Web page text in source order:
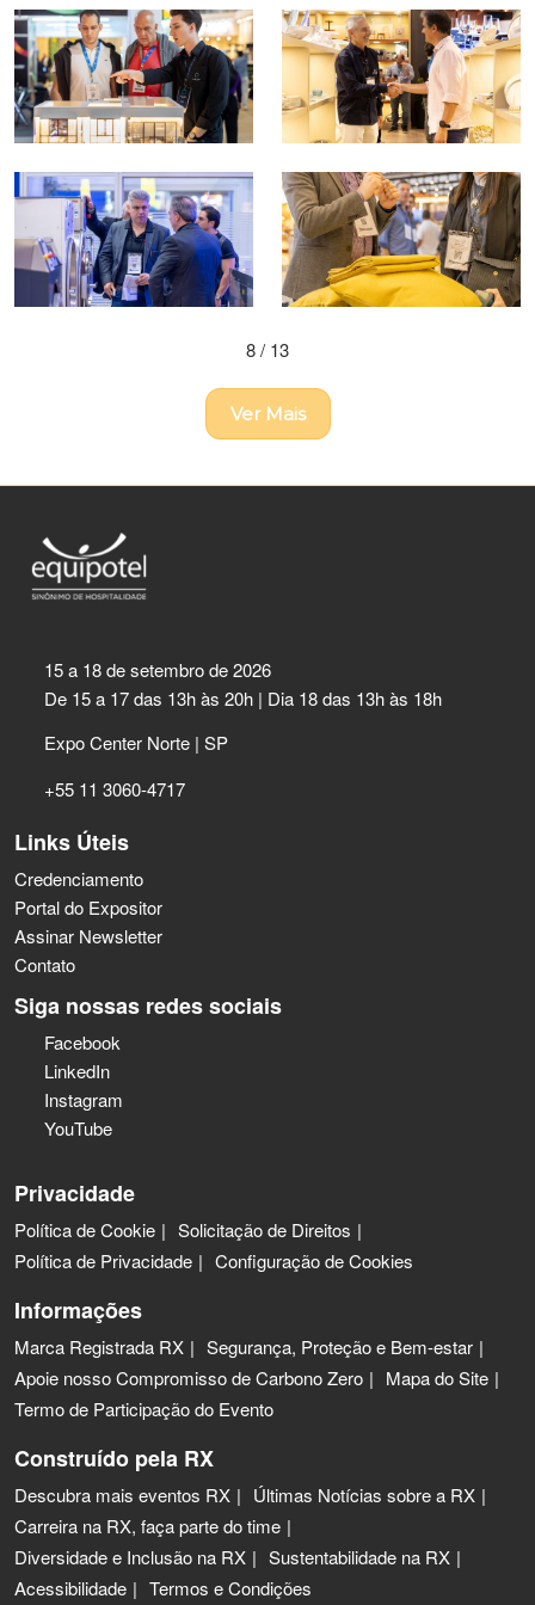
8/ 13
Ver Mais
15 a 18 de setembro de 2026
De 15 a 17 das 13h às 20h | Dia 18 das 13h às 18h
Expo Center Norte | SP
+55 11 3060-4717
Links Úteis
Credenciamento
Portal do Expositor
Assinar Newsletter
Contato
Siga nossas redes sociais
Facebook
LinkedIn
Instagram
YouTube
Privacidade
Política de Cookie
Solicitação de Direitos
Política de Privacidade
Configuração de Cookies
Informações
Marca Registrada RX
Segurança, Proteção e Bem-estar
Apoie nosso Compromisso de Carbono Zero
Mapa do Site
Termo de Participação do Evento
Construído pela RX
Descubra mais eventos RX
Últimas Notícias sobre a RX
Carreira na RX, faça parte do time
Diversidade e Inclusão na RX
Sustentabilidade na RX
Acessibilidade
Termos e Condições